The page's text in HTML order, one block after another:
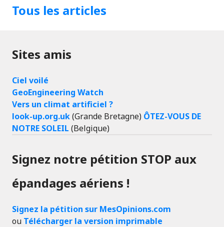
Tous les articles
Sites amis
Ciel voilé
GeoEngineering Watch
Vers un climat artificiel ?
look-up.org.uk(Grande Bretagne) ÔTEZ-VOUS DE
NOTRE SOLEIL (Belgique)
Signez notre pétition STOP aux
épandages aériens !
Signez la pétition sur MesOpinions.com
ou Télécharger la version imprimable